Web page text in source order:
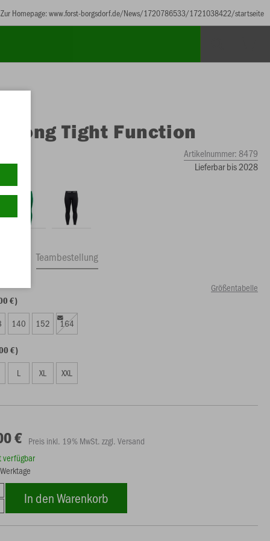
Zur Homepage: www.forst-borgsdorf.de/News/1720786533/1721038422/startseite
Long Tight Function
Artikelnummer:8479
Lieferbar bis 2028
Teambestellung
Größentabelle
€)
140 152 164
€)
L XL XXL
€ Preis inkl. 19% MwSt. zzgl. Versand
verfügbar
In den Warenkorb